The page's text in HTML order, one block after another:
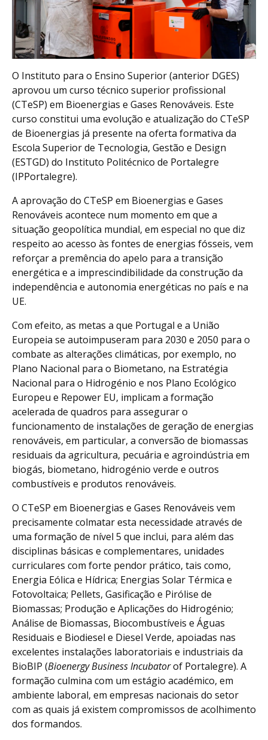
O Instituto para o Ensino Superior (anterior DGES)
aprovou um curso técnico superior profissional
(CTeSP) em Bioenergias e Gases Renováveis. Este
curso constitui uma evolução e atualização do CTeSP
de Bioenergias já presente na oferta formativa da
Escola Superior de Tecnologia, Gestão e Design
(ESTGD) do Instituto Politécnico de Portalegre
(IPPortalegre).
A aprovação do CTeSP em Bioenergias e Gases
Renováveis acontece num momento em que a
situação geopolítica mundial, em especial no que diz
respeito ao acesso às fontes de energias fósseis, vem
reforçar a premência do apelo para a transição
energética e a imprescindibilidade da construção da
independência e autonomia energéticas no país e na
UE.
Com efeito, as metas a que Portugal e a União
Europeia se autoimpuseram para 2030 e 2050 para o
combate as alterações climáticas, por exemplo, no
Plano Nacional para o Biometano, na Estratégia
Nacional para o Hidrogénio e nos Plano Ecológico
Europeu e Repower EU, implicam a formação
acelerada de quadros para assegurar o
funcionamento de instalações de geração de energias
renováveis, em particular, a conversão de biomassas
residuais da agricultura, pecuária e agroindústria em
biogás, biometano, hidrogénio verde e outros
combustíveis e produtos renováveis.
O CTeSP em Bioenergias e Gases Renováveis vem
precisamente colmatar esta necessidade através de
uma formação de nível 5 que inclui, para além das
disciplinas básicas e complementares, unidades
curriculares com forte pendor prático, tais como,
Energia Eólica e Hídrica; Energias Solar Térmica e
Fotovoltaica; Pellets, Gasificação e Pirólise de
Biomassas; Produção e Aplicações do Hidrogénio;
Análise de Biomassas, Biocombustíveis e Águas
Residuais e Biodiesel e Diesel Verde, apoiadas nas
excelentes instalações laboratoriais e industriais da
BioBIP (Bioenergy Business Incubatorof Portalegre). A
formação culmina com um estágio académico, em
ambiente laboral, em empresas nacionais do setor
com as quais já existem compromissos de acolhimento
dos formandos.